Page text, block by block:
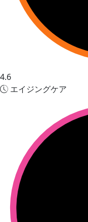
4.6
エイジングケア